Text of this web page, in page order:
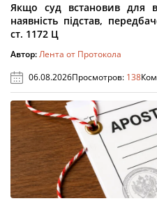
Якщо суд встановив для
наявність підстав,
ст. 1172 Ц
Автор:Лента от Протокола
06.08.2026Просмотров: 138